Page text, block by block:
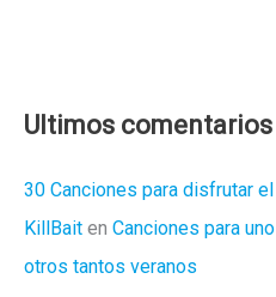
Ultimos comentarios
30 Canciones para disfrutar
KillBait en Canciones para
otros tantos veranos